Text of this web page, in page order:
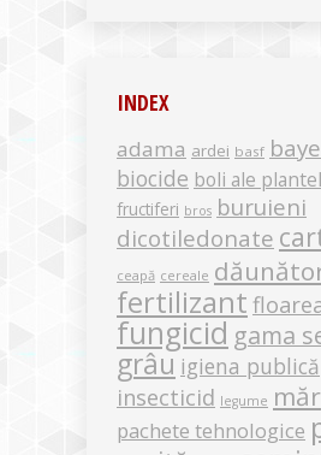
INDEX
adama ardei basf
biocide boli ale
fructiferi bros buruieni
dicotiledonate
ceapă cereale
fertilizant
fungicid gama
grâu igiena publică
insecticid legume măr
pachete tehnologice